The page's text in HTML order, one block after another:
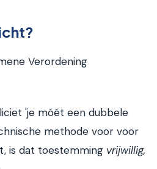
Verordening
'je móét een dubbele
methode voor voor
is dat toestemming vrijwillig,